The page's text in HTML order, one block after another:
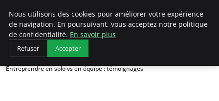
LECFCM
Accueil
Témoignages d'entrepreneurs
Entreprendre en solo vs en équipe : témoignages
Nous utilisons des cookies pour améliorer votre expérience
de navigation. En poursuivant, vous acceptez notre politique
de confidentialité. En savoir plus
Refuser Accepter